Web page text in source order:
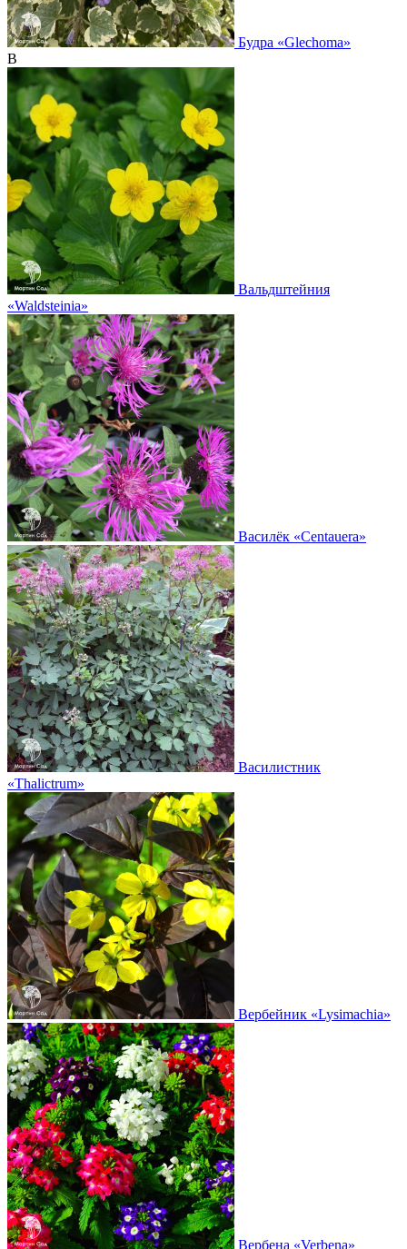
Будра «Glechoma»
В
Вальдштейния
«Waldsteinia»
Василёк «Centauera»
Василистник
«Thalictrum»
Вербейник «Lysimachia»
Вербена «Verbena»